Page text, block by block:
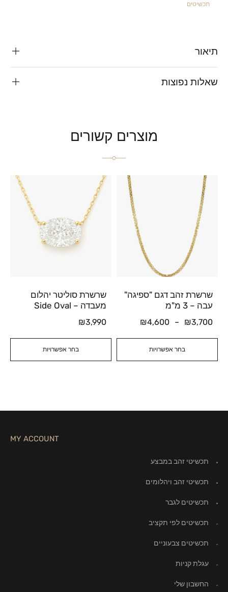
תכשיטים
תיאור
שאלות נפוצות
מוצרים קשורים
בחר אפשרויות
שרשרת זהב דגם "ספיגה"
עבה – 3 מ"מ
₪3,700
–
₪4,600
בחר אפשרויות
שרשרת סוליטר יהלום
מעבדה – Side Oval
₪3,990
MY ACCOUNT
תכשיטי זהב במבצע
תכשיטי זהב ויהלומים
תכשיטים לגבר
תכשיטים לפי תקציב
תכשיטים צבעוניים
עגלת קניות
החשבון שלי